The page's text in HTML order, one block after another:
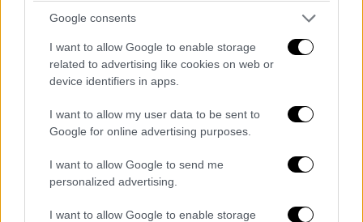
Google consents
I want to allow Google to enable storage
related to advertising like cookies on web or
device identifiers in apps.
I want to allow my user data to be sent to
Google for online advertising purposes.
I want to allow Google to send me
personalized advertising.
I want to allow Google to enable storage
POPULAR VIDEOS
Κεντρικό...| 07.08.2026 19:53
Κεντρικό δελτίο ειδήσεων 07/08/2026
Δελτίο...|08.08.2026 16:18
Δελτίο στην νοηματική 08/08/2026